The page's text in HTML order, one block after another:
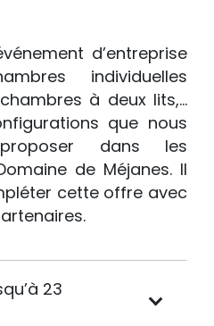
d’entreprise
individuelles
à deux lits,…
que nous
dans les
de Méjanes. Il
cette offre avec
23